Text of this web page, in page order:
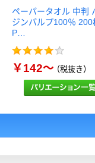
ペーパータオル 中判
ジンパルプ100％ 200
P…
￥142～（税抜き）